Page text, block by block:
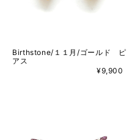
Birthstone/１１月/ゴールド ピ
アス
¥9,900